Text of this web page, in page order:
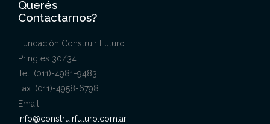
Querés
Contactarnos?
Fundación Construir Futuro
Pringles 30/34
Tel. (011)-4981-9483
Fax: (011)-4958-6798
Email:
info@construirfuturo.com.ar